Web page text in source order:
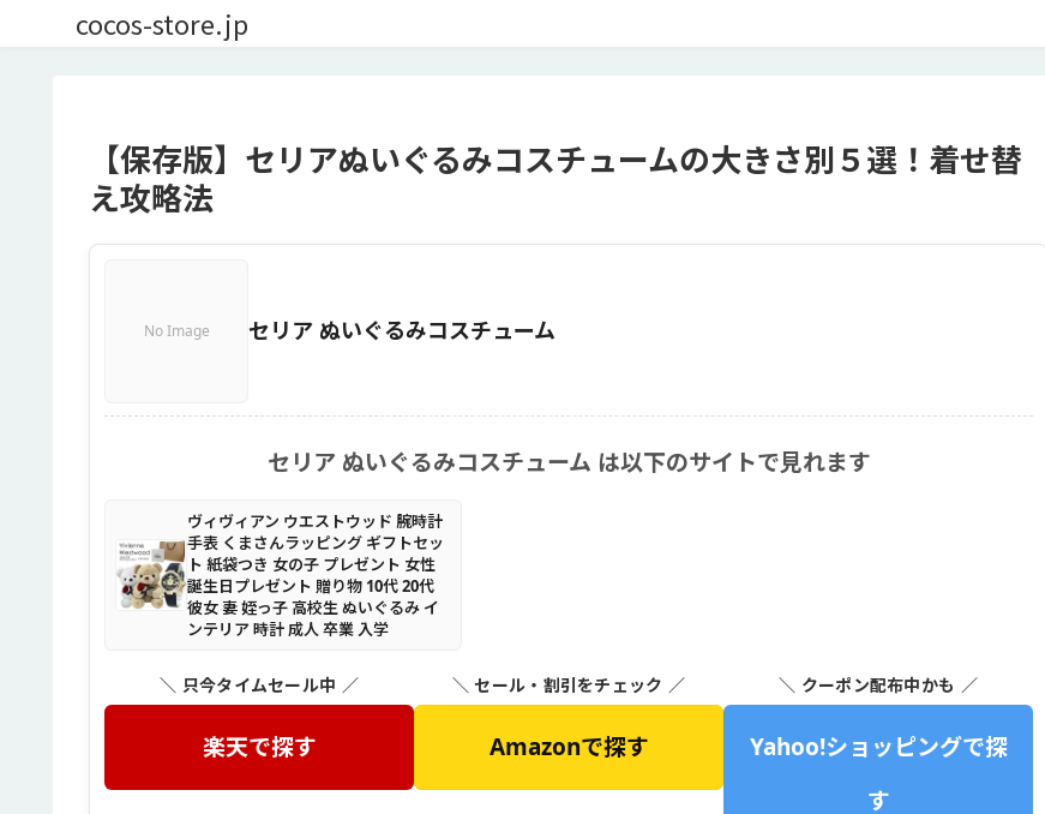
cocos-store.jp
【保存版】セリアぬいぐるみコスチュームの大きさ別５選！着せ替
え攻略法
No Image セリア ぬいぐるみコスチューム
セリア ぬいぐるみコスチューム は以下のサイトで見れます
ヴィヴィアン ウエストウッド 腕時計
手表 くまさんラッピング ギフトセッ
ト 紙袋つき 女の子 プレゼント 女性
誕生日プレゼント 贈り物 10代 20代
彼女 妻 姪っ子 高校生 ぬいぐるみ イ
ンテリア 時計 成人 卒業 入学
＼ 只今タイムセール中 ／
楽天で探す
＼ セール・割引をチェック ／
Amazonで探す
＼ クーポン配布中かも ／
Yahoo!ショッピングで探
す